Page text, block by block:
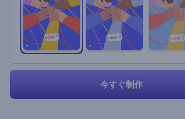
今すぐ制作